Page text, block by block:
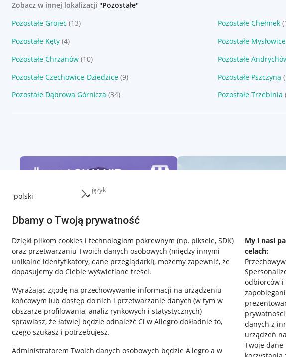
język
Dbamy o Twoją prywatność
Dzięki plikom cookies i technologiom pokrewnym (np. piksele, SDK)
oraz przetwarzaniu Twoich danych osobowych (między innymi
unikalne identyfikatory, dane przeglądarki), możemy zapewnić, że
dopasujemy do Ciebie wyświetlane treści.
Wyrażając zgodę na przechowywanie informacji na urządzeniu
końcowym lub dostęp do nich i przetwarzanie danych (w tym w
obszarze profilowania, analiz rynkowych i statystycznych)
sprawiasz, że łatwiej będzie odnaleźć Ci w Allegro dokładnie to,
czego szukasz i potrzebujesz.
Administratorem Twoich danych osobowych będzie Allegro a w
My i nasi
celach:
odbiorców i
danych z
urządzeń
Twoje dane
Zobacz w innej lokalizacji "Pozostałe"
Pozostałe Grojec (13) Pozostałe Chełmek
Pozostałe Kęty (4) Pozostałe Mysłowice
Pozostałe Chrzanów (10) Pozostałe
Pozostałe Czechowice-Dziedzice (9) Pozostałe Pszczyna
Pozostałe Dąbrowa Górnicza (34) Pozostałe Trzebinia
Przydatne informacje